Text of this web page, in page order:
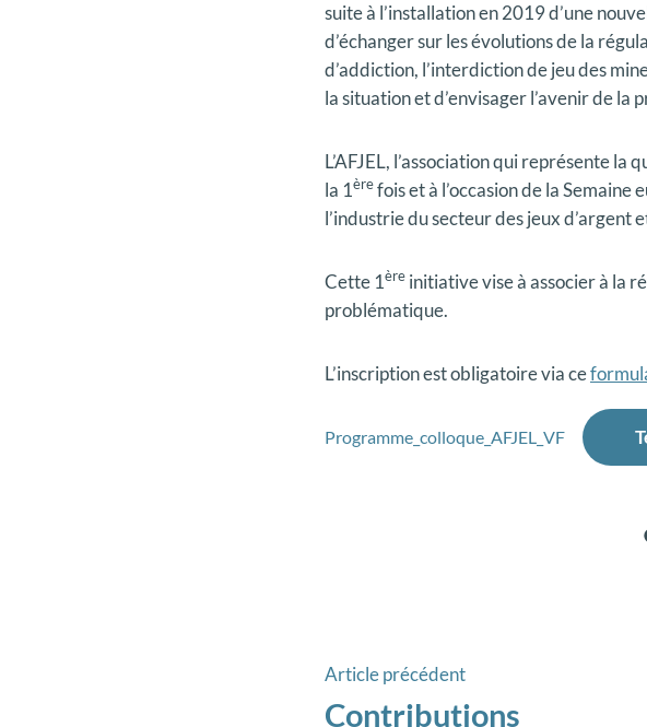
suite à l’installation en 2019 d’une
d’échanger sur les évolutions de la
d’addiction, l’interdiction de jeu des
la situation et d’envisager l’avenir de la
L’AFJEL, l’association qui représente
la 1ère fois et à l’occasion de la Semaine
l’industrie du secteur des jeux d’argent
Cette 1ère initiative vise à associer à la
problématique.
L’inscription est obligatoire via ce
Programme_colloque_AFJEL_VF
Navigation
Article précédentArticle
précédent :
Contributions